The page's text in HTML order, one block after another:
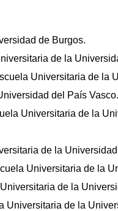
de Burgos.
de la
Universitaria de la
del País Vasco.
Universitaria de la
de la
Universitaria de la
de la
Universitaria de la